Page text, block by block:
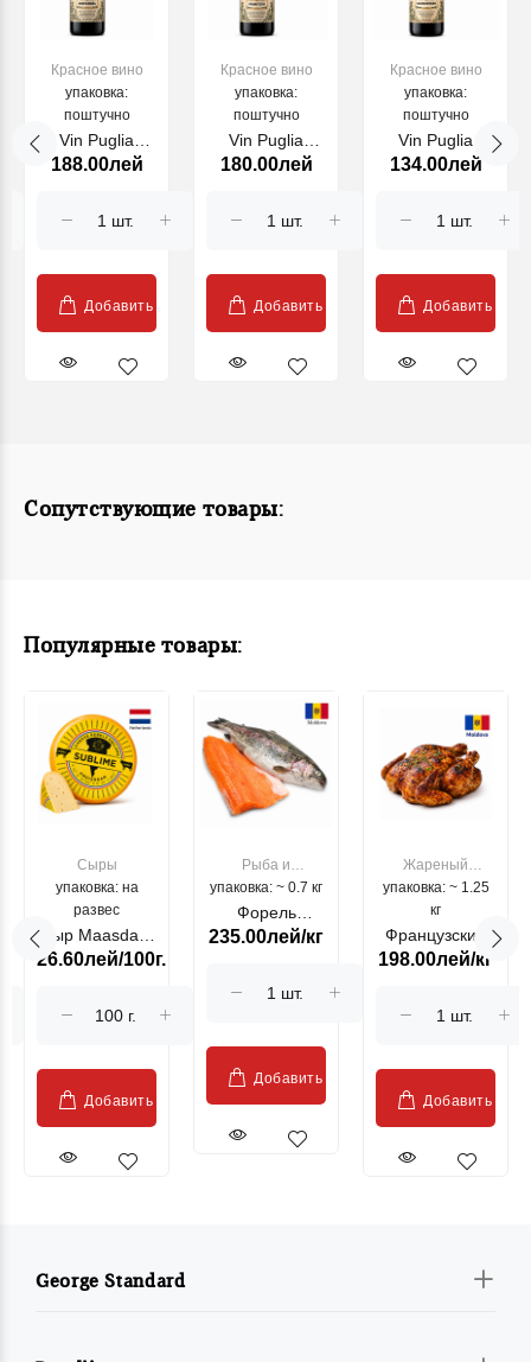
Красное вино
упаковка:
поштучно
Vin Puglia
Zinfadel
750 ml
188.00лей
Добавить
Красное вино
упаковка:
поштучно
Vin Puglia
Primitivo
750 ml
180.00лей
Добавить
Красное вино
упаковка:
поштучно
Vin Puglia
Sangiovese
750 ml
134.00лей
Добавить
Сопутствующие товары:
Популярные товары:
Сыры
упаковка: на
развес
Сыр Maasdam
Sublime Cow
26.60лей/100г.
Добавить
Рыба и
морепродукты
упаковка: ~ 0.7 кг
Форель
лососевая
Moldovenesc"
235.00лей/кг
Добавить
Жареный
цыпленок
упаковка: ~ 1.25
кг
Французский
гриль, кг
198.00лей/кг
Добавить
George Standard